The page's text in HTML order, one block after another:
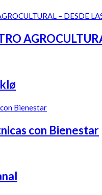
con Bienestar